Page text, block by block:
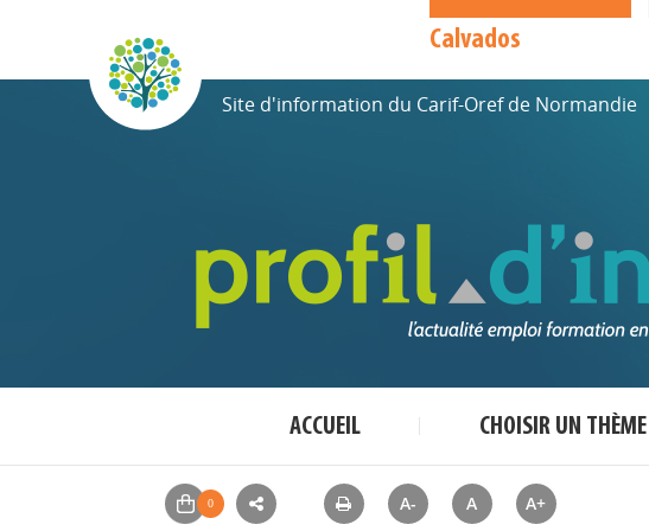
Calvados
Site d'information du Carif-Oref de Normandie
ACCUEIL CHOISIR UN THÈME
A- A A+